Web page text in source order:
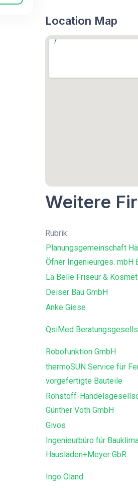
Location Map
Weitere
Rubrik:
Planungsgemeinschaft
Öfner Ingenieurges. mbH
La Belle Friseur &
Deiser Bau GmbH
Anke Giese
QsiMed
Robofunktion GmbH
thermoSUN Service für
vorgefertigte Bauteile
Rohstoff-
Günther Voth GmbH
Givos
Ingenieurbüro für
Hausladen+Meyer GbR
Ingo Öland